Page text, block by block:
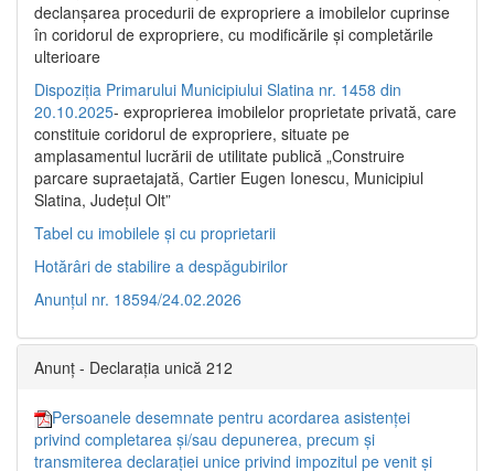
declanşarea procedurii de expropriere a imobilelor cuprinse
în coridorul de expropriere, cu modificările şi completările
ulterioare
Dispoziția Primarului Municipiului Slatina nr. 1458 din
20.10.2025- exproprierea imobilelor proprietate privată, care
constituie coridorul de expropriere, situate pe
amplasamentul lucrării de utilitate publică „Construire
parcare supraetajată, Cartier Eugen Ionescu, Municipiul
Slatina, Județul Olt”
Tabel cu imobilele și cu proprietarii
Hotărâri de stabilire a despăgubirilor
Anunțul nr. 18594/24.02.2026
Anunț - Declarația unică 212
Persoanele desemnate pentru acordarea asistenței
privind completarea și/sau depunerea, precum și
transmiterea declarației unice privind impozitul pe venit și